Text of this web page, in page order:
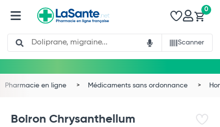
Search
Scanner
0
Pharmacie en ligne Médicaments sans ordonnance
Boiron Chrysanthellum